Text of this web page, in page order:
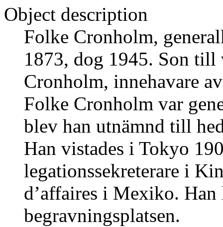
Object description
Folke Cronholm,
1873, dog 1945. Son
Cronholm, innehavare
Folke Cronholm var
blev han utnämnd till
Han vistades i Tokyo
legationssekreterare i
d’affaires i Mexiko.
begravningsplatsen.